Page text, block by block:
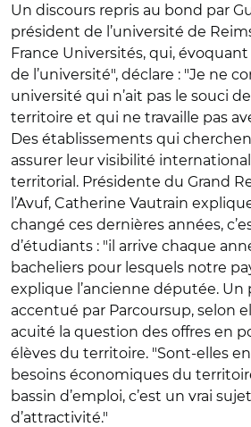
Un discours repris au bond par
président de l’université de
France Universités, qui,
de l’université", déclare : "Je ne
université qui n’ait pas le souci
territoire et qui ne travaille pas
Des établissements qui
assurer leur visibilité
territorial. Présidente du Grand
l’Avuf, Catherine Vautrain
changé ces dernières années,
d’étudiants : "il arrive chaque
bacheliers pour lesquels notre
explique l’ancienne députée.
accentué par Parcoursup, selon
acuité la question des offres en
élèves du territoire. "Sont-elles
besoins économiques du
bassin d’emploi, c’est un vrai
d’attractivité."